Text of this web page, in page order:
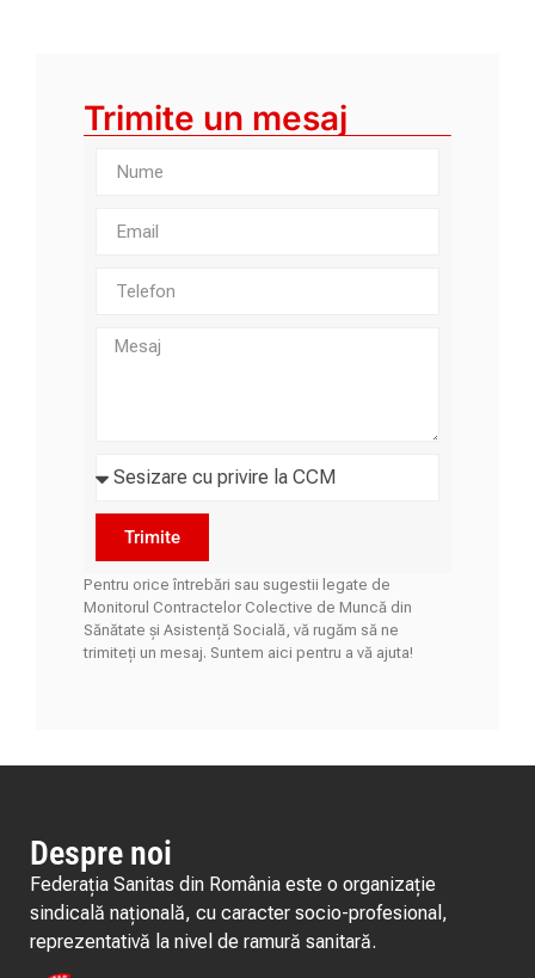
Trimite un mesaj
Trimite
Pentru orice întrebări sau sugestii legate de
Monitorul Contractelor Colective de Muncă din
Sănătate și Asistență Socială, vă rugăm să ne
trimiteți un mesaj. Suntem aici pentru a vă ajuta!
Despre noi
Federația Sanitas din România este o organizație
sindicală națională, cu caracter socio-profesional,
reprezentativă la nivel de ramură sanitară.